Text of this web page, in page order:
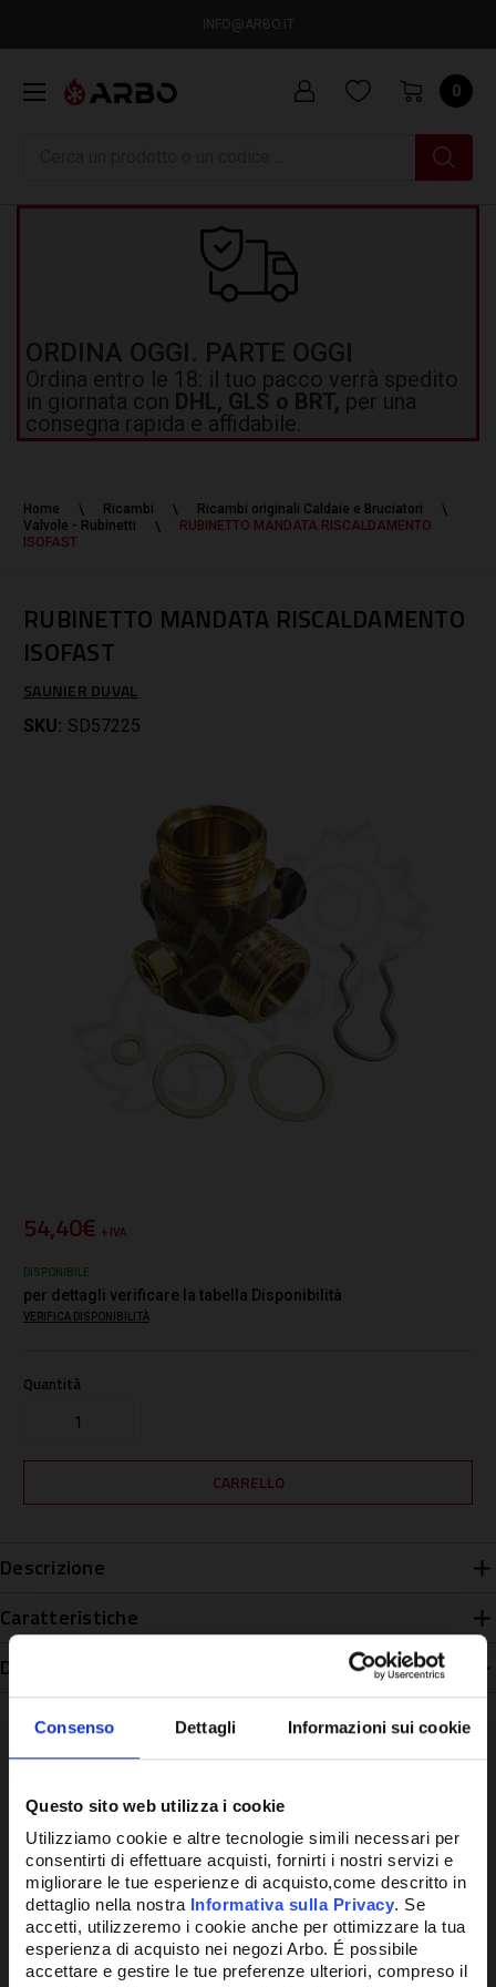
Consenso Dettagli Informazioni sui cookie
Questo sito web utilizza i cookie
Utilizziamo cookie e altre tecnologie simili necessari per
consentirti di effettuare acquisti, fornirti i nostri servizi e
migliorare le tue esperienze di acquisto,come descritto in
dettaglio nella nostra Informativa sulla Privacy. Se
accetti, utilizzeremo i cookie anche per ottimizzare la tua
esperienza di acquisto nei negozi Arbo. É possibile
accettare e gestire le tue preferenze ulteriori, compreso il
INFO@ARBO.IT
0
ORDINA OGGI. PARTE OGGI
Ordina entro le 18: il tuo pacco verrà spedito
in giornata con DHL, GLS o BRT, per una
consegna rapida e affidabile.
Home Ricambi
Ricambi originali Caldaie e Bruciatori
Valvole - Rubinetti
RUBINETTO MANDATA RISCALDAMENTO
ISOFAST
RUBINETTO MANDATA RISCALDAMENTO
ISOFAST
SAUNIER DUVAL
SKU: SD57225
54,40€ + IVA
DISPONIBILE
per dettagli verificare la tabella Disponibilità
VERIFICA DISPONIBILITÀ
Quantità
Descrizione
Caratteristiche
Disponibilità
Potrebbe anche interessarti